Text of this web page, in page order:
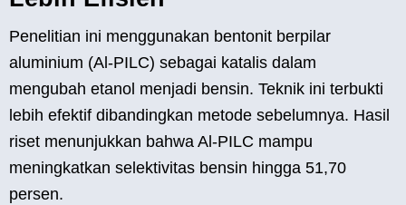
Penelitian ini menggunakan bentonit berpilar
aluminium (Al-PILC) sebagai katalis dalam
mengubah etanol menjadi bensin. Teknik ini terbukti
lebih efektif dibandingkan metode sebelumnya. Hasil
riset menunjukkan bahwa Al-PILC mampu
meningkatkan selektivitas bensin hingga 51,70
persen.